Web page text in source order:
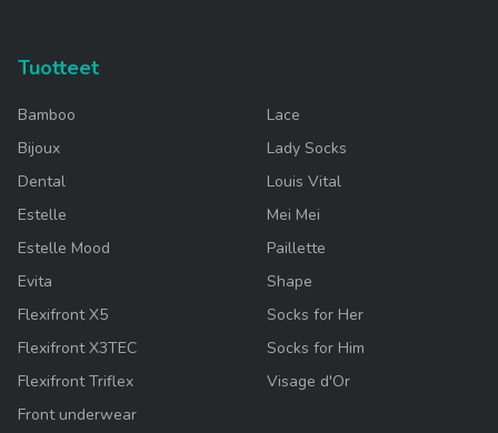
Tuotteet
Bamboo
Bijoux
Dental
Estelle
Estelle Mood
Evita
Flexifront X5
Flexifront X3TEC
Flexifront Triflex
Front underwear
Lace
Lady Socks
Louis Vital
Mei Mei
Paillette
Shape
Socks for Her
Socks for Him
Visage d'Or